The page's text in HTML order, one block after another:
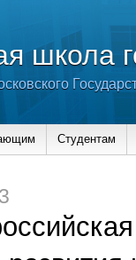
школа
Студентам